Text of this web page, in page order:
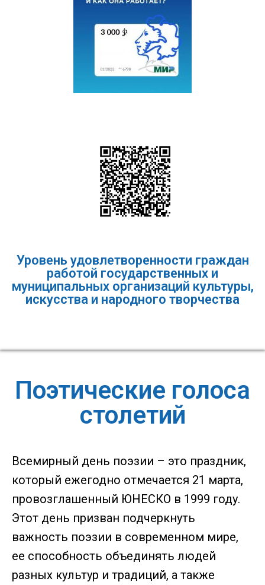
Уровень удовлетворенности граждан
работой государственных и
муниципальных организаций культуры,
искусства и народного творчества
Поэтические голоса
столетий
Всемирный день поэзии – это праздник,
который ежегодно отмечается 21 марта,
провозглашенный ЮНЕСКО в 1999 году.
Этот день призван подчеркнуть
важность поэзии в современном мире,
ее способность объединять людей
разных культур и традиций, а также